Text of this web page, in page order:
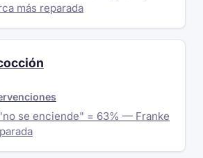
más reparada
se enciende" = 63% — Franke